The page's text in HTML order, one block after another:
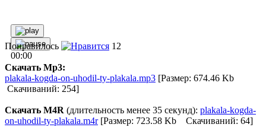
00:00
Понравилось 12
Скачать Mp3:
plakala-kogda-on-uhodil-ty-plakala.mp3 [Размер: 674.46 Kb
Скачиваний: 254]
Скачать M4R (длительность менее 35 секунд): plakala-kogda-
on-uhodil-ty-plakala.m4r[Размер: 723.58 Kb Скачиваний: 64]